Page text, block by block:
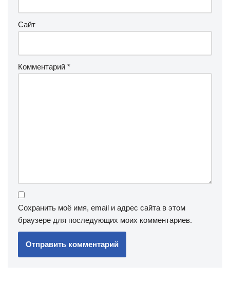
Сайт
Комментарий *
Сохранить моё имя, email и адрес сайта в этом
браузере для последующих моих комментариев.